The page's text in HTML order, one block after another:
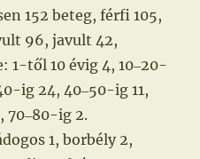
152 beteg, férfi 105,
96, javult 42,
1-től 10 évig 4, 10‒20-
ig 24, 40‒50-ig 11,
70‒80-ig 2.
1, borbély 2,